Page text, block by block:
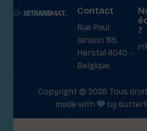
Contact
Rue Paul
Janson 88,
Herstal 4040 -
Belgique.
?
Copyright © 2026 Tous
made with
by